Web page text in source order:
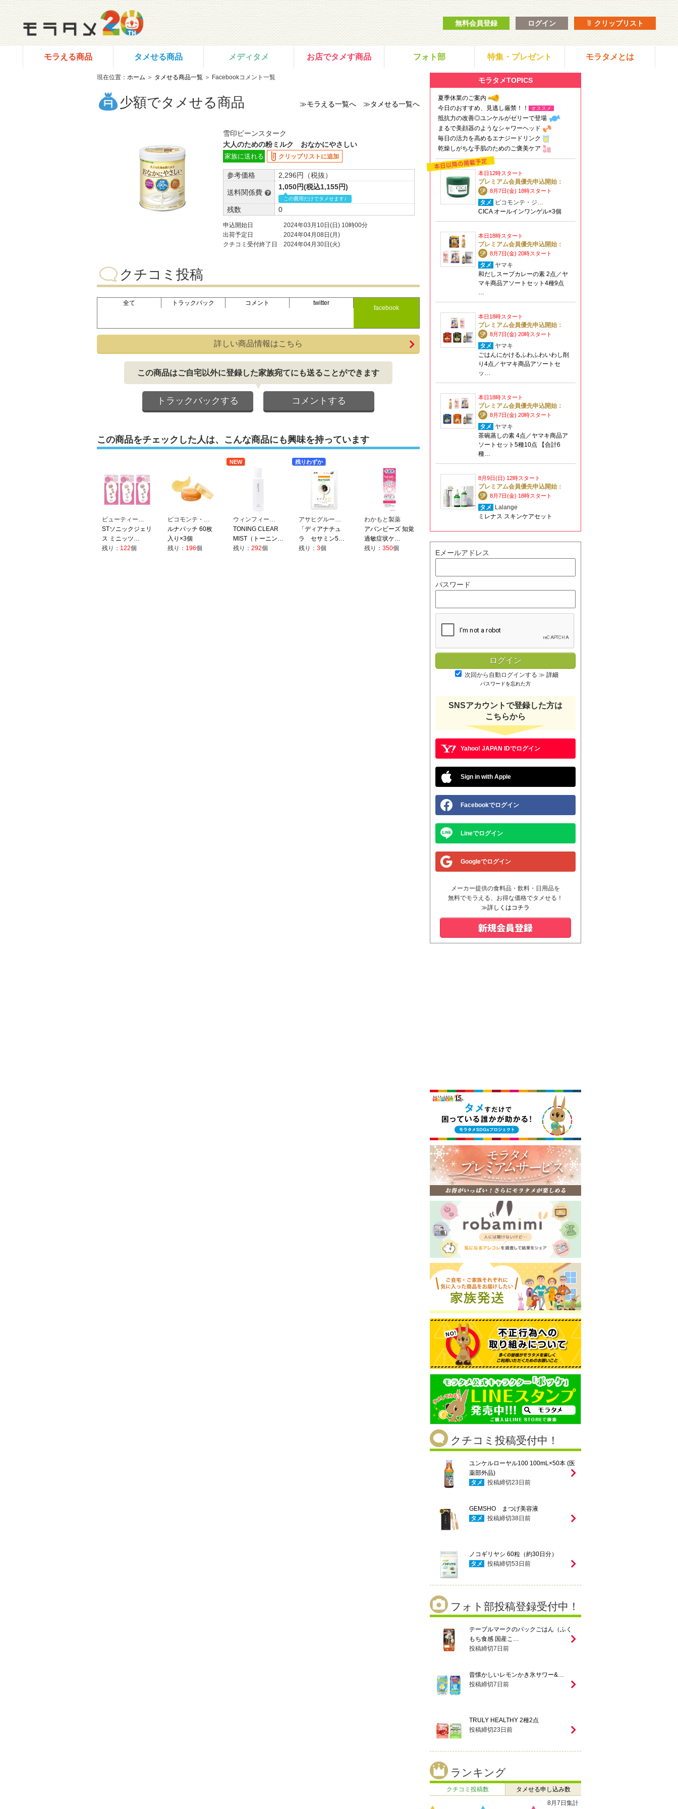
無料会員登録 ログイン クリップリスト
モラえる商品 タメせる商品 メディタメ お店でタメす商品 フォト部 特集・プレゼント モラタメとは
現在位置： ホーム ＞ タメせる商品一覧 ＞ Facebookコメント一覧
少額でタメせる商品 ≫モラえる一覧へ ≫タメせる一覧へ
雪印ビーンスターク
大人のための粉ミルク おなかにやさしい
家族に送れる クリップリストに追加
参考価格 2,296円（税抜）
送料関係費
1,050円(税込1,155円)
この費用だけでタメせます♪
残数 0
申込開始日
2024年03月10日(日) 10時00分
出荷予定日
2024年04月08日(月)
クチコミ受付終了日
2024年04月30日(火)
クチコミ投稿
全て トラックバック コメント twitter
facebook
詳しい商品情報はこちら
この商品はご自宅以外に登録した家族宛てにも送ることができます
トラックバックする コメントする
この商品をチェックした人は、こんな商品にも興味を持っています
ビューティー…
STソニックジェリ
ス ミニッツ…
残り： 122個
ピコモンテ・…
ルナパッチ 60枚
入り×3個
残り： 196個
ウィンフィー…
TONING CLEAR
MIST（トーニン…
残り： 292個
NEW
アサヒグルー…
「ディアナチュ
ラ セサミン5…
残り： 3個
残りわずか
わかもと製薬
アバンビーズ 知覚
過敏症状ケ…
残り： 350個
モラタメTOPICS
夏季休業のご案内
今日のおすすめ、見逃し厳禁！！
オススメ
抵抗力の改善◎ユンケルがゼリーで登場
まるで美顔器のようなシャワーヘッド
毎日の活力を高めるエナジードリンク
乾燥しがちな手肌のためのご褒美ケア
本日12時スタート
プレミアム会員優先申込開始：
8月7日(金) 18時スタート
タメ
ピコモンテ・ジ…
CICA オールインワンゲル×3個
本日18時スタート
プレミアム会員優先申込開始：
8月7日(金) 20時スタート
タメ ヤマキ
和だしスープカレーの素 2点／ヤ
マキ商品アソートセット4種9点
…
本日18時スタート
プレミアム会員優先申込開始：
8月7日(金) 20時スタート
タメ ヤマキ
ごはんにかけるふわふわいわし削
り4点／ヤマキ商品アソートセ
ッ…
本日18時スタート
プレミアム会員優先申込開始：
8月7日(金) 20時スタート
タメ ヤマキ
茶碗蒸しの素 4点／ヤマキ商品ア
ソートセット5種10点 【合計6
種…
8月9日(日) 12時スタート
プレミアム会員優先申込開始：
8月7日(金) 18時スタート
タメ
Lalange
ミレナス スキンケアセット
Eメールアドレス
パスワード
次回から自動ログインする ≫ 詳細
パスワードを忘れた方
SNSアカウントで登録した方は
こちらから
Yahoo! JAPAN IDでログイン
Sign in with Apple
Facebookでログイン
Lineでログイン
Googleでログイン
メーカー提供の食料品・飲料・日用品を
無料でモラえる、お得な価格でタメせる！
≫詳しくはコチラ
クチコミ投稿受付中！
ユンケルローヤル100 100mL×50本 (医
薬部外品)
タメ
投稿締切23 日前
GEMSHO まつげ美容液
タメ
投稿締切38日前
ノコギリヤシ 60粒（約30日分）
タメ
投稿締切53 日前
フォト部投稿登録受付中！
テーブルマークのパックごはん（ふく
もち食感 国産こ…
投稿締切7 日前
昔懐かしいレモンかき氷サワー&…
投稿締切7 日前
TRULY HEALTHY 2種2点
投稿締切23 日前
ランキング
クチコミ投稿数
タメせる申し込み数
7月27日 ～ 8月2日